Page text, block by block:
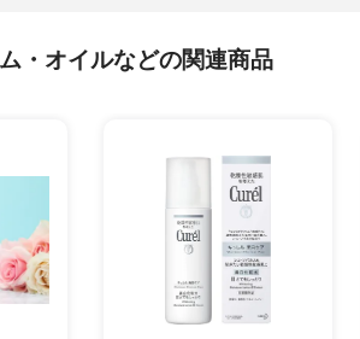
・オイルなどの関連商品